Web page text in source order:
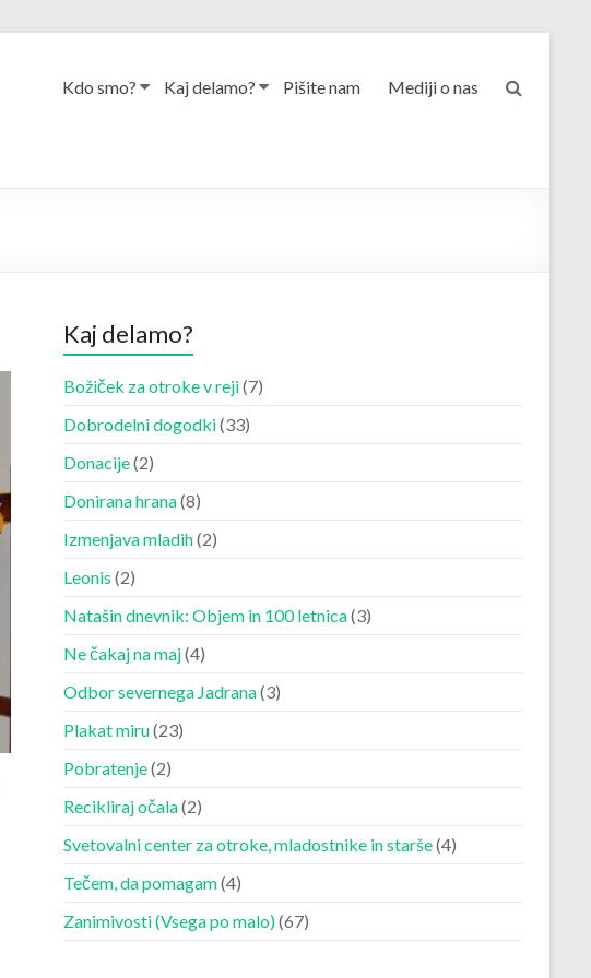
Kdo smo? Kaj delamo? Pišite nam Mediji o nas
Kaj delamo?
Božiček za otroke v reji(7)
Dobrodelni dogodki(33)
Donacije(2)
Donirana hrana(8)
Izmenjava mladih(2)
Leonis (2)
Natašin dnevnik: Objem in 100 letnica(3)
Ne čakaj na maj(4)
Odbor severnega Jadrana(3)
Plakat miru(23)
Pobratenje(2)
Recikliraj očala(2)
Svetovalni center za otroke, mladostnike in starše(4)
Tečem, da pomagam(4)
Zanimivosti (Vsega po malo)(67)